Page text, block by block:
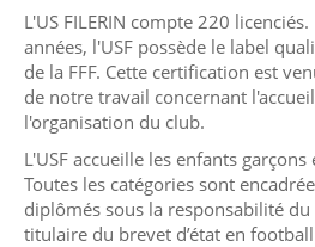
L'US FILERIN compte 220
années, l'USF possède le label
de la FFF. Cette certification est
de notre travail concernant
l'organisation du club.
L'USF accueille les enfants
Toutes les catégories sont
diplômés sous la responsabilité
titulaire du brevet d’état en football